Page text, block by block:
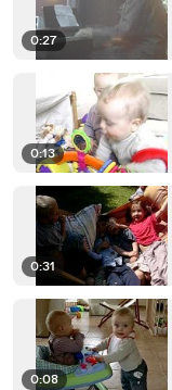
0:27
0:13
0:31
0:08